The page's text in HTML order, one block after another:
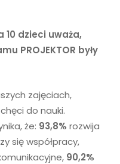
10 dzieci uważa,
PROJEKTOR były
zajęciach,
do nauki.
że: 93,8% rozwija
się współpracy,
90,2%